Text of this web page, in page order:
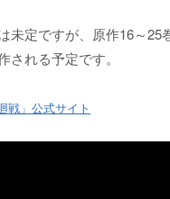
未定ですが、原作16～25
される予定です。
戦」公式サイト